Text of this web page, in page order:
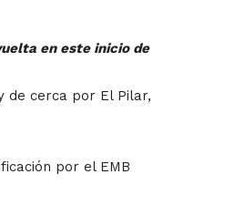
en este inicio de
de cerca por El Pilar,
por el EMB